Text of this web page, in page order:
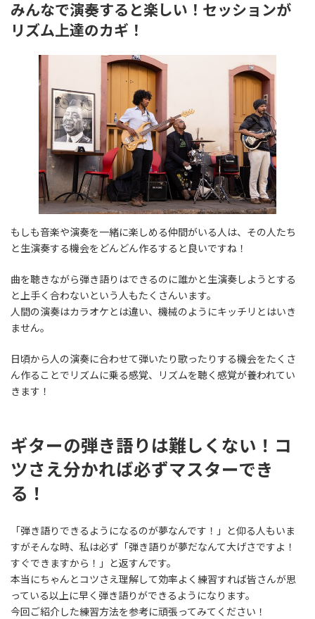
みんなで演奏すると楽しい！セッションが
リズム上達のカギ！
もしも音楽や演奏を一緒に楽しめる仲間がいる人は、その人たち
と生演奏する機会をどんどん作るすると良いですね！
曲を聴きながら弾き語りはできるのに誰かと生演奏しようとする
と上手く合わないという人もたくさんいます。
人間の演奏はカラオケとは違い、機械のようにキッチリとはいき
ません。
日頃から人の演奏に合わせて弾いたり歌ったりする機会をたくさ
ん作ることでリズムに乗る感覚、リズムを聴く感覚が養われてい
きます！
ギターの弾き語りは難しくない！コ
ツさえ分かれば必ずマスターでき
る！
「弾き語りできるようになるのが夢なんです！」と仰る人もいま
すがそんな時、私は必ず「弾き語りが夢だなんて大げさですよ！
すぐできますから！」と返すんです。
本当にちゃんとコツさえ理解して効率よく練習すれば皆さんが思
っている以上に早く弾き語りができるようになります。
今回ご紹介した練習方法を参考に頑張ってみてください！